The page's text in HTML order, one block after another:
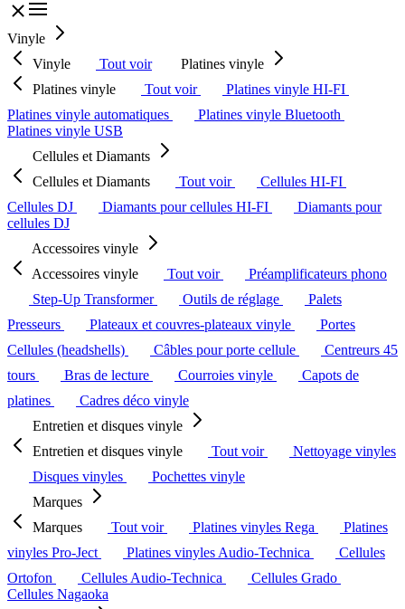
Vinyle
Vinyle
Tout voir
Platines vinyle
Platines vinyle
Tout voir
Platines vinyle HI-FI
Platines vinyle automatiques
Platines vinyle Bluetooth
Platines vinyle USB
Cellules et Diamants
Cellules et Diamants
Tout voir
Cellules HI-FI
Cellules DJ
Diamants pour cellules HI-FI
Diamants pour
cellules DJ
Accessoires vinyle
Accessoires vinyle
Tout voir
Préamplificateurs phono
Step-Up Transformer
Outils de réglage
Palets
Presseurs
Plateaux et couvres-plateaux vinyle
Portes
Cellules (headshells)
Câbles pour porte cellule
Centreurs 45
tours
Bras de lecture Courroies vinyle
Capots de
platines
Cadres déco vinyle
Entretien et disques vinyle
Entretien et disques vinyle
Tout voir
Nettoyage vinyles
Disques vinyles
Pochettes vinyle
Marques
Marques
Tout voir Platines vinyles Rega
Platines
vinyles Pro-Ject
Platines vinyles Audio-Technica
Cellules
Ortofon
Cellules Audio-Technica
Cellules Grado
Cellules Nagaoka